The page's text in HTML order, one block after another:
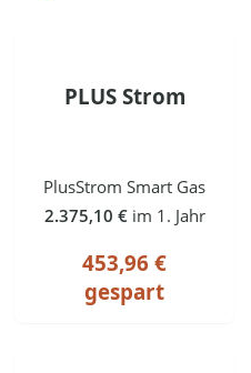
PLUS Strom
PlusStrom Smart Gas
2.375,10 € im 1. Jahr
453,96 €
gespart